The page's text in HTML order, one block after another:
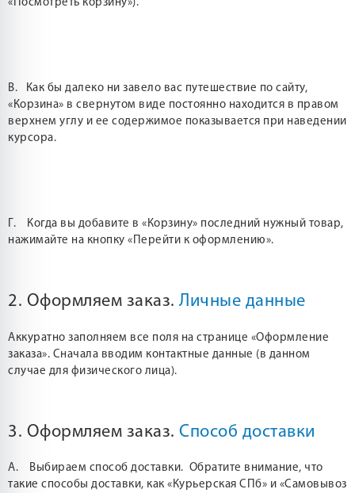
«Посмотреть корзину»).
В. Как бы далеко ни завело вас путешествие по сайту,
«Корзина» в свернутом виде постоянно находится в правом
верхнем углу и ее содержимое показывается при наведении
курсора.
Г. Когда вы добавите в «Корзину» последний нужный товар,
нажимайте на кнопку «Перейти к оформлению».
2. Оформляем заказ. Личные данные
Аккуратно заполняем все поля на странице «Оформление
заказа». Сначала вводим контактные данные (в данном
случае для физического лица).
3. Оформляем заказ. Способ доставки
А. Выбираем способ доставки. Обратите внимание, что
такие способы доставки, как «Курьерская СПб» и «Самовывоз